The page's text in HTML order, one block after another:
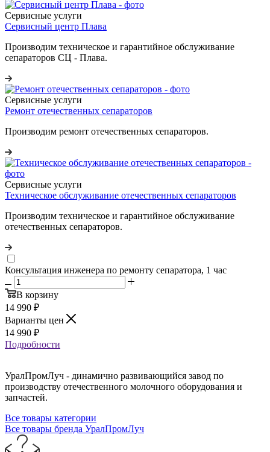
Сервисные услуги
Сервисный центр Плава
Производим техническое и гарантийное обслуживание
сепараторов СЦ - Плава.
Сервисные услуги
Ремонт отечественных сепараторов
Производим ремонт отечественных сепараторов.
Сервисные услуги
Техническое обслуживание отечественных сепараторов
Производим техническое и гарантийное обслуживание
отечественных сепараторов.
Консультация инженера по ремонту сепаратора, 1 час
В корзину
14 990 ₽
Варианты цен
14 990 ₽
Подробности
УралПромЛуч - динамично развивающийся завод по
производству отечественного молочного оборудования и
запчастей.
Все товары категории
Все товары бренда УралПромЛуч